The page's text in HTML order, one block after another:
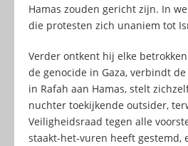
Hamas zouden gericht zijn. In
die protesten zich unaniem tot
Verder ontkent hij elke
de genocide in Gaza, verbindt
in Rafah aan Hamas, stelt
nuchter toekijkende outsider,
Veiligheidsraad tegen alle
staakt-het-vuren heeft gestemd,